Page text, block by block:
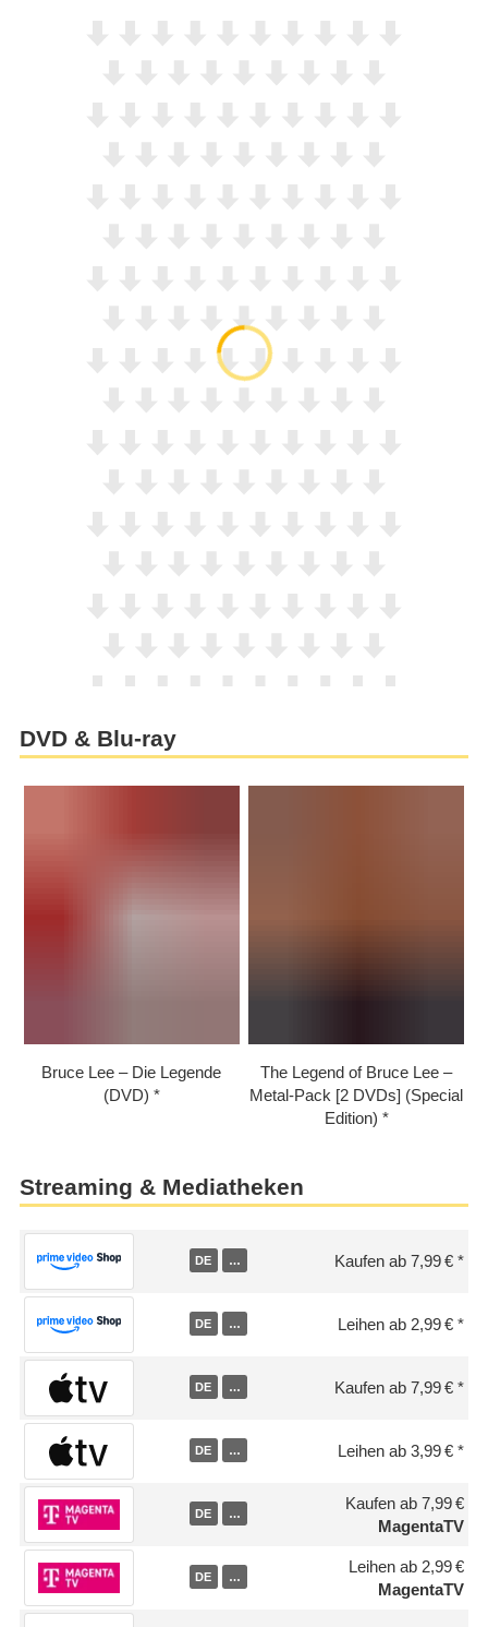
DVD & Blu-ray
Bruce Lee – Die Legende
(DVD)
The Legend of Bruce Lee –
Metal-Pack [2 DVDs] (Special
Edition)
Streaming & Mediatheken
DE … Kaufen ab 7,99 €
DE … Leihen ab 2,99 €
DE … Kaufen ab 7,99 €
DE … Leihen ab 3,99 €
DE …
Kaufen ab 7,99 €
MagentaTV
DE …
Leihen ab 2,99 €
MagentaTV